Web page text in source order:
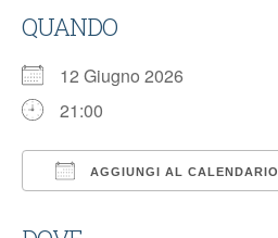
QUANDO
12 Giugno 2026
21:00
AGGIUNGI AL CALENDARIO